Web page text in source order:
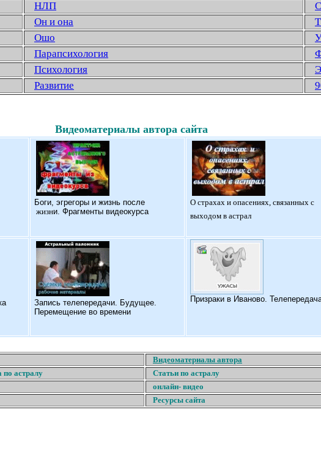
НЛП
Он и она
Ошо
Парапсихология
Психология
Развитие
Видеоматериалы автора сайта
Боги, эгрегоры и жизнь после
жизни. Фрагменты видеокурса
О страхах и опасениях, связанных с
выходом в астрал
Запись телепередачи. Будущее.
Перемещение во времени
Призраки в Иваново.
Видеоматериалы автора
по астралу Статьи по астралу
онлайн- видео
Ресурсы сайта